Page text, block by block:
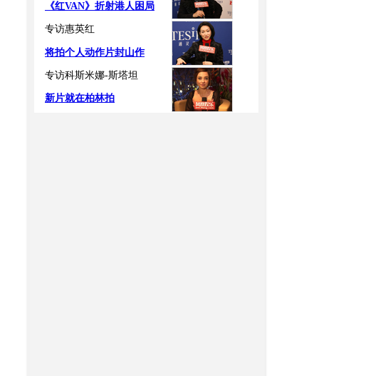
《红VAN》折射港人困局
专访惠英红
将拍个人动作片封山作
专访科斯米娜-斯塔坦
新片就在柏林拍